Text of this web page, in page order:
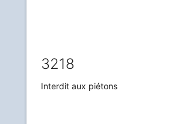
3218
Interdit aux piétons